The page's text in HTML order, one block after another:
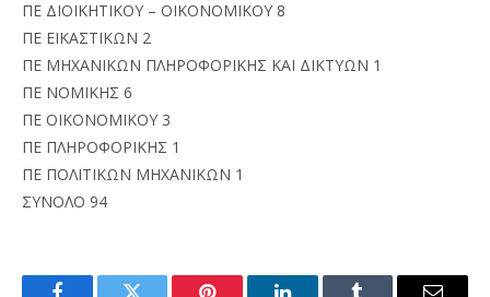
ΠΕ ΔΙΟΙΚΗΤΙΚΟΥ – ΟΙΚΟΝΟΜΙΚΟΥ 8
ΠΕ ΕΙΚΑΣΤΙΚΩΝ 2
ΠΕ ΜΗΧΑΝΙΚΩΝ ΠΛΗΡΟΦΟΡΙΚΗΣ ΚΑΙ ΔΙΚΤΥΩΝ 1
ΠΕ ΝΟΜΙΚΗΣ 6
ΠΕ ΟΙΚΟΝΟΜΙΚΟΥ 3
ΠΕ ΠΛΗΡΟΦΟΡΙΚΗΣ 1
ΠΕ ΠΟΛΙΤΙΚΩΝ ΜΗΧΑΝΙΚΩΝ 1
ΣΥΝΟΛΟ 94